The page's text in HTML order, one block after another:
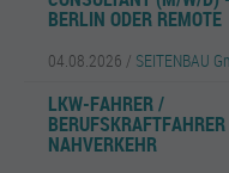
BERLIN ODER REMOTE
04.08.2026 / SEITENBAU
LKW-FAHRER /
NAHVERKEHR